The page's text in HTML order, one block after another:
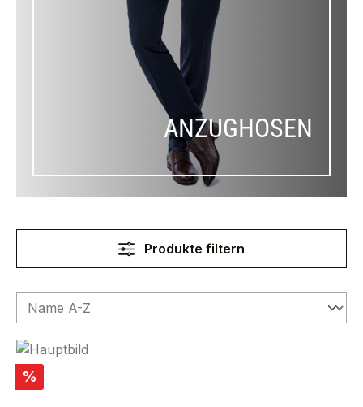
ANZUGHOSEN
Produkte filtern
Rabatt
%